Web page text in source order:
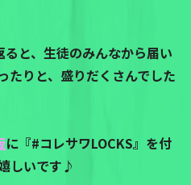
と、生徒のみんなから届い
たりと、盛りだくさんでした
に『#コレサワLOCKS』を付
しいです♪